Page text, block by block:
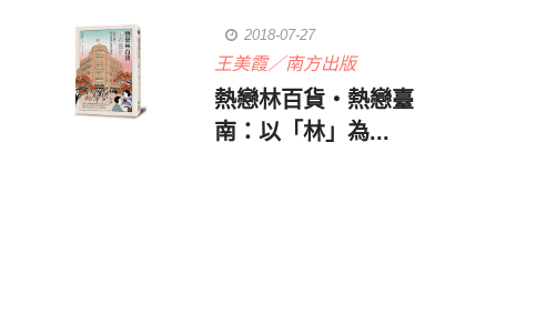
2018-07-27
王美霞／南方出版
熱戀林百貨‧熱戀臺
南：以「林」為...